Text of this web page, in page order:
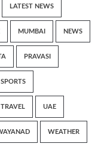
LATEST NEWS
MUMBAI NEWS
PRAVASI
SPORTS
TRAVEL UAE
WEATHER